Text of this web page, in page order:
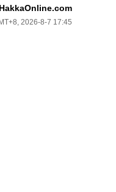
2026-8-7 17:45